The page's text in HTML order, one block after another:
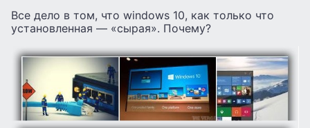
Все дело в том, что windows 10, как только что
установленная — «сырая». Почему?